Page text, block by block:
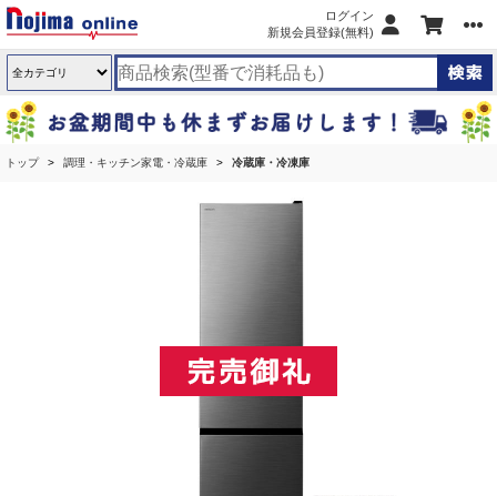
ログイン
新規会員登録(無料)
トップ 調理・キッチン家電・冷蔵庫 冷蔵庫・冷凍庫